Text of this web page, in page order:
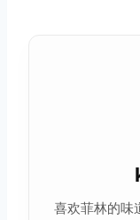
喜欢菲林的味